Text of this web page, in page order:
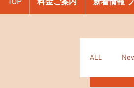
TOP 料金ご案内 新着情報
ALL